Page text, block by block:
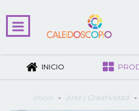
INICIO
Inicio - Arte | Creatividad -